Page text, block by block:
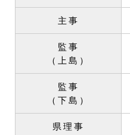
主事
監事
（上島）
監事
（下島）
県理事